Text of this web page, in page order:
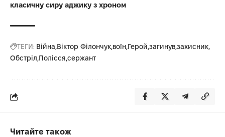
класичну сиру аджику з хроном
ТЕГИ: Війна Віктор Філончук воїн Герой загинувзахисник
Обстріл Полісся сержант
Читайте також